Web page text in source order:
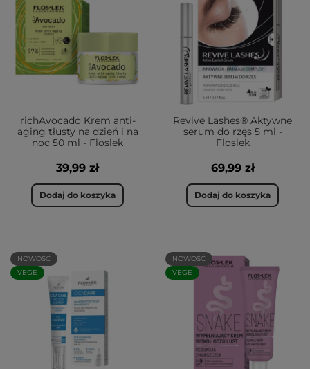
richAvocado Krem anti-
aging tłusty na dzień i na
noc 50 ml - Floslek
39,99 zł
Dodaj do koszyka
Revive Lashes® Aktywne
serum do rzęs 5 ml -
Floslek
69,99 zł
Dodaj do koszyka
NOWOŚĆ
VEGE
NOWOŚĆ
VEGE